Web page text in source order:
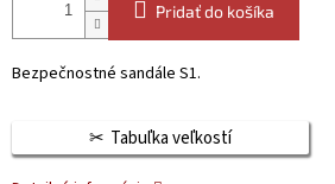
Pridať do košíka
Bezpečnostné sandále S1.
Tabuľka veľkostí